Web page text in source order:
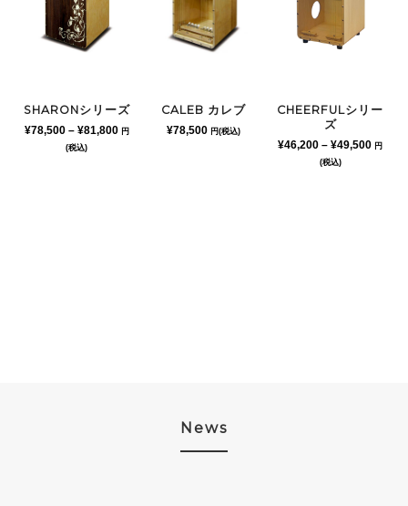
SHARONシリーズ
¥78,500 – ¥81,800価
円
(税込)
CALEB カレブ
¥78,500 円(税込)
CHEERFULシリー
ズ
¥46,200 –¥49,500価
円
(税込)
News